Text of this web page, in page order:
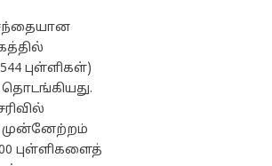
புள்ளிகள்)
முன்னேற்றம்
புள்ளிகளைத்